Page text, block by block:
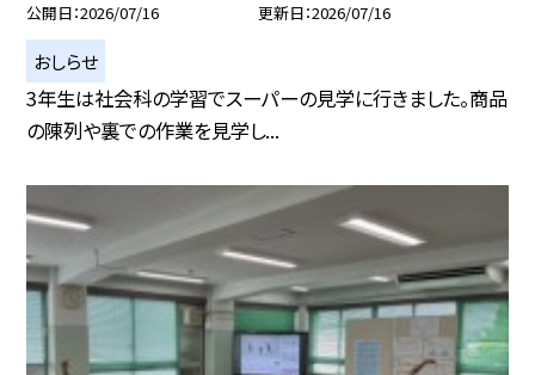
公開日 2026/07/16 更新日 2026/07/16
おしらせ
3年生は社会科の学習でスーパーの見学に行きました。商品
の陳列や裏での作業を見学し...